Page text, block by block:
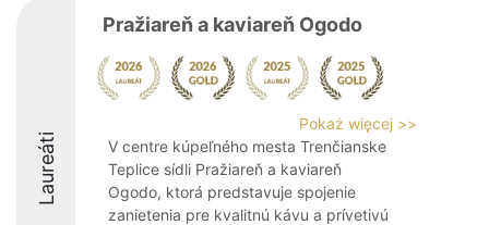
Laureáti
Pražiareň a kaviareň Ogodo
Pokaż więcej >>
V centre kúpeľného mesta Trenčianske
Teplice sídli Pražiareň a kaviareň
Ogodo, ktorá predstavuje spojenie
zanietenia pre kvalitnú kávu a prívetivú